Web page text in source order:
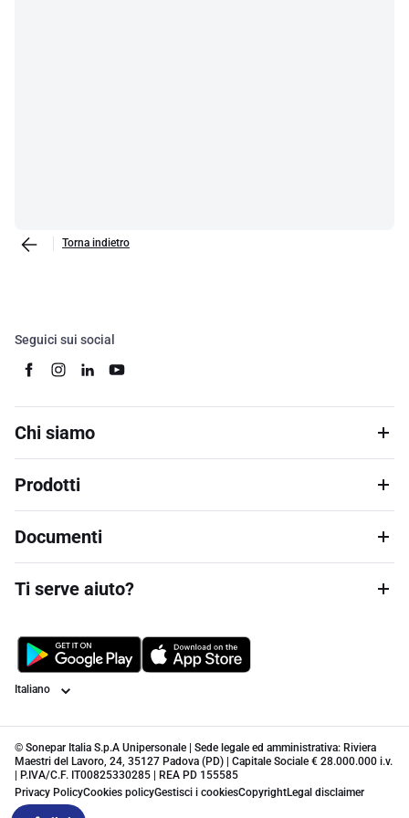
Torna indietro
Seguici sui social
Chi siamo
Prodotti
Documenti
Ti serve aiuto?
Lingua
© Sonepar Italia S.p.A Unipersonale | Sede legale ed amministrativa: Riviera
Maestri del Lavoro, 24, 35127 Padova (PD) | Capitale Sociale € 28.000.000 i.v.
| P.IVA/C.F. IT00825330285 | REA PD 155585
Privacy PolicyCookies policyGestisci i cookiesCopyrightLegal disclaimer